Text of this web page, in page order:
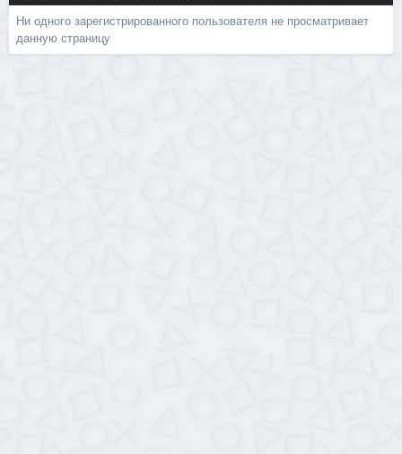
Ни одного зарегистрированного пользователя не просматривает
данную страницу